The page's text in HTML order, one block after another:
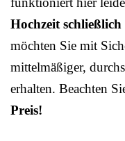
Hochzeit
möchten Sie mit
mittelmäßiger,
erhalten. Beachten
Preis!